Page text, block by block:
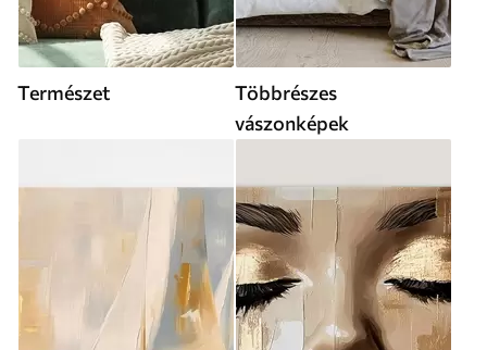
Természet
Többrészes
vászonképek